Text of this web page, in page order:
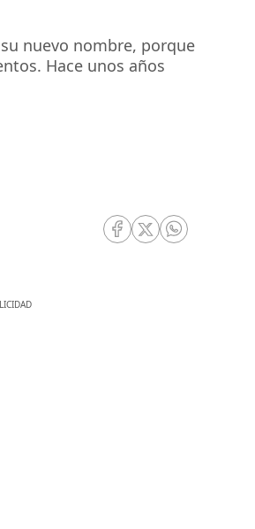
nuevo nombre, porque
Hace unos años
RRSS Facebook
RRSS Twitter
RRSS